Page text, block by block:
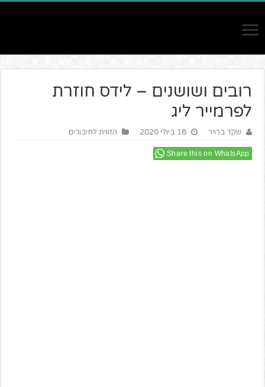
רובים ושושנים – לידס חוזרת
לפרמייר ליג
שקד ברויר 18 ביולי 2020 הזווית לחיבורים
Share this on WhatsApp